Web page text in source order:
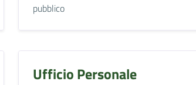
pubblico
Ufficio Personale